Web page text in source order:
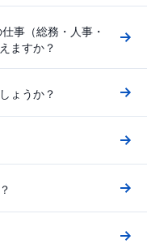
事（総務・人事・
ますか？
ょうか？